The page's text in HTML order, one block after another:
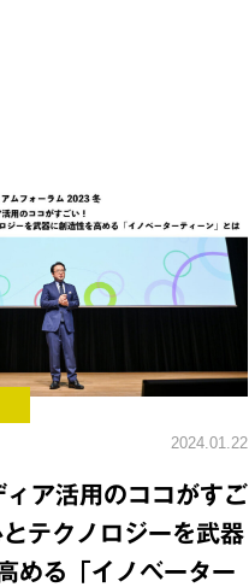
2024.01.22
ア活用のココがすご
テクノロジーを武器
める「イノベーター